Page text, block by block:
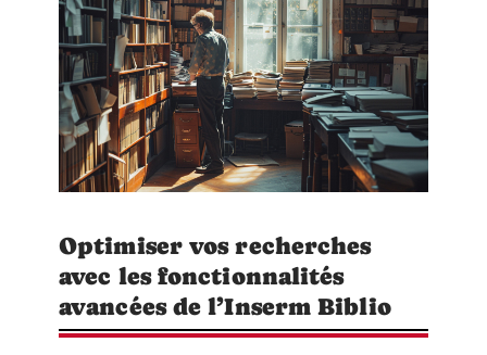
Optimiser vos recherches
avec les fonctionnalités
avancées de l’Inserm Biblio